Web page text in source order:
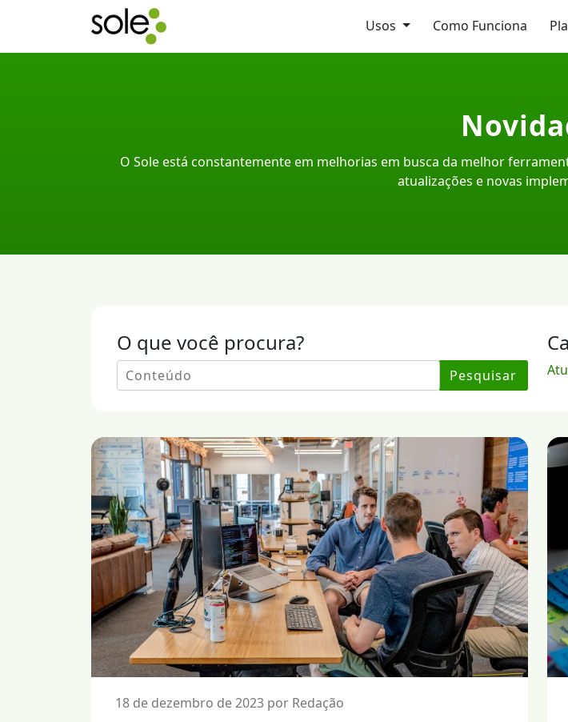
Usos Como Funciona
O Sole está constantemente em melhorias em busca da melhor
atualizações e novas
O que você procura?
Pesquisar
18 de dezembro de 2023 por Redação